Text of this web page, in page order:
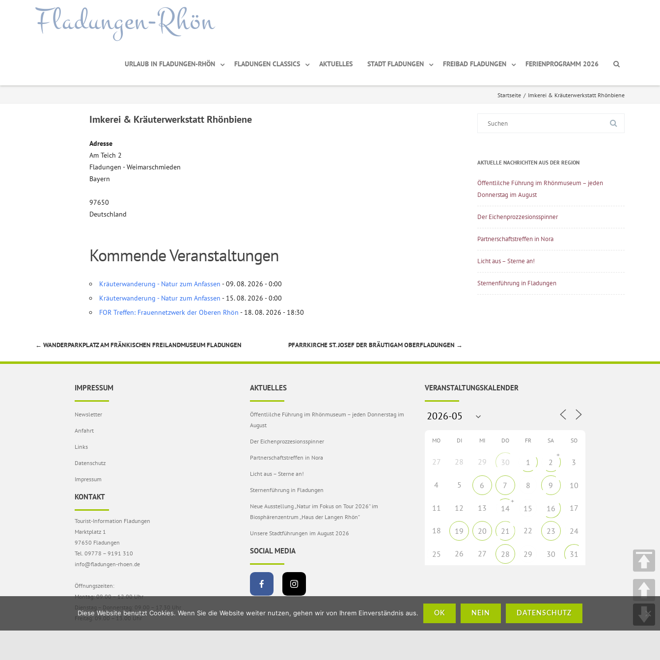
Fladungen-Rhön
URLAUB IN FLADUNGEN-RHÖN FLADUNGEN CLASSICS AKTUELLES STADT FLADUNGEN FREIBAD FLADUNGEN FERIENPROGRAMM 2026
Startseite / Imkerei & Kräuterwerkstatt Rhönbiene
Imkerei & Kräuterwerkstatt Rhönbiene
Adresse
Am Teich 2
Fladungen - Weimarschmieden
Bayern
97650
Deutschland
Kommende Veranstaltungen
Kräuterwanderung - Natur zum Anfassen - 09. 08. 2026 - 0:00
Kräuterwanderung - Natur zum Anfassen - 15. 08. 2026 - 0:00
FOR Treffen: Frauennetzwerk der Oberen Rhön - 18. 08. 2026 - 18:30
Beitragsnavigation
← WANDERPARKPLATZ AM FRÄNKISCHEN FREILANDMUSEUM FLADUNGEN PFARRKIRCHE ST. JOSEF DER BRÄUTIGAM OBERFLADUNGEN →
AKTUELLE NACHRICHTEN AUS DER REGION
Öffentlilche Führung im Rhönmuseum – jeden
Donnerstag im August
Der Eichenprozzesionsspinner
Partnerschaftstreffen in Nora
Licht aus – Sterne an!
Sternenführung in Fladungen
IMPRESSUM
Newsletter
Anfahrt
Links
Datenschutz
Impressum
KONTAKT
Tourist-Information Fladungen
Marktplatz 1
97650 Fladungen
Tel. 09778 – 9191 310
info@fladungen-rhoen.de
Öffnungszeiten:
Montag: 09.00 – 12.00 Uhr
Dienstag – Donnerstag: 09.00 – 17.30 Uhr
Freitag: 09.00 – 13.00 Uhr
AKTUELLES
Öffentlilche Führung im Rhönmuseum – jeden Donnerstag im
August
Der Eichenprozzesionsspinner
Partnerschaftstreffen in Nora
Licht aus – Sterne an!
Sternenführung in Fladungen
Neue Ausstellung „Natur im Fokus on Tour 2026“ im
Biosphärenzentrum „Haus der Langen Rhön“
Unsere Stadtführungen im August 2026
SOCIAL MEDIA
VERANSTALTUNGSKALENDER
MO DI MI DO FR SA SO
27 28 29 30 1 2
+
3
4 5 6 7 8 9 10
11 12 13 14
+
15 16 17
18 19 20 21 22 23 24
25 26 27 28 29 30 31
Diese Website benutzt Cookies. Wenn Sie die Website weiter nutzen, gehen wir von Ihrem Einverständnis aus. OK NEIN DATENSCHUTZ